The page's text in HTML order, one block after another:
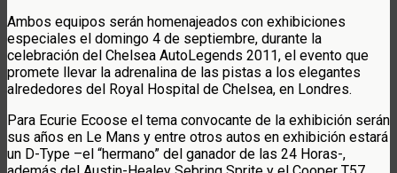
Ambos equipos serán homenajeados con exhibiciones
especiales el domingo 4 de septiembre, durante la
celebración del Chelsea AutoLegends 2011, el evento que
promete llevar la adrenalina de las pistas a los elegantes
alrededores del Royal Hospital de Chelsea, en Londres.
Para Ecurie Ecoose el tema convocante de la exhibición serán
sus años en Le Mans y entre otros autos en exhibición estará
un D-Type –el “hermano” del ganador de las 24 Horas-,